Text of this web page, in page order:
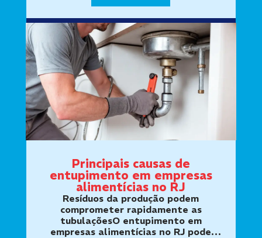
Principais causas de
entupimento em empresas
alimentícias no RJ
Resíduos da produção podem
comprometer rapidamente as
tubulaçõesO entupimento em
empresas alimentícias no RJ pode